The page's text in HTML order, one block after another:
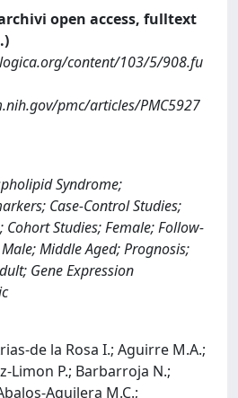
open access, fulltext
content/103/5/908.fu
pmc/articles/PMC5927
Syndrome;
Case-Control Studies;
Cohort Studies; Female; Follow-
Middle Aged; Prognosis;
Gene Expression
de la Rosa I.; Aguirre M.A.;
Limon P.; Barbarroja N.;
Aguilera M.C.;